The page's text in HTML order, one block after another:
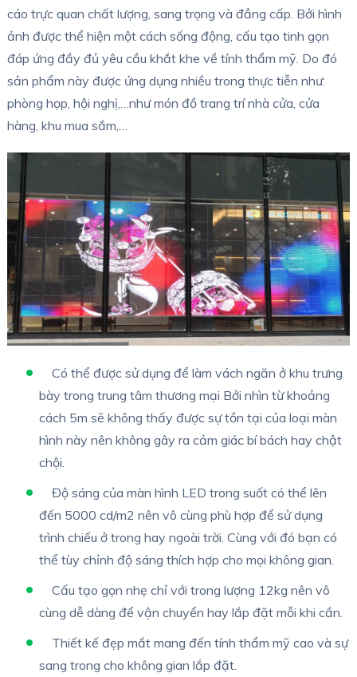
cáo trực quan chất lượng, sang trọng và đẳng cấp. Bởi hình
ảnh được thể hiện một cách sống động, cấu tạo tinh gọn
đáp ứng đầy đủ yêu cầu khắt khe về tính thẩm mỹ. Do đó
sản phẩm này được ứng dụng nhiều trong thực tiễn như:
phòng họp, hội nghị,…như món đồ trang trí nhà cửa, cửa
hàng, khu mua sắm,…
Có thể được sử dụng để làm vách ngăn ở khu trưng
bày trong trung tâm thương mại Bởi nhìn từ khoảng
cách 5m sẽ không thấy được sự tồn tại của loại màn
hình này nên không gây ra cảm giác bí bách hay chật
chội.
Độ sáng của màn hình LED trong suốt có thể lên
đến 5000 cd/m2 nên vô cùng phù hợp để sử dụng
trình chiếu ở trong hay ngoài trời. Cùng với đó bạn có
thể tùy chỉnh độ sáng thích hợp cho mọi không gian.
Cấu tạo gọn nhẹ chỉ với trong lượng 12kg nên vô
cùng dễ dàng để vận chuyển hay lắp đặt mỗi khi cần.
Thiết kế đẹp mắt mang đến tính thẩm mỹ cao và sự
sang trong cho không gian lắp đặt.